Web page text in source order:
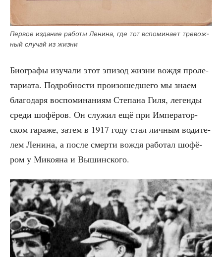
Пер­вое изда­ние рабо­ты Лени­на, где тот вспо­ми­на­ет тре­вож­
ный слу­чай из жизни
Био­гра­фы изу­ча­ли этот эпи­зод жиз­ни вождя про­ле­
та­ри­а­та. Подроб­но­сти про­изо­шед­ше­го мы зна­ем
бла­го­да­ря вос­по­ми­на­ни­ям Сте­па­на Гиля, леген­ды
сре­ди шофё­ров. Он слу­жил ещё при Импе­ра­тор­
ском гара­же, затем в 1917 году стал лич­ным води­те­
лем Лени­на, а после смер­ти вождя рабо­тал шофё­
ром у Мико­я­на и Вышинского.